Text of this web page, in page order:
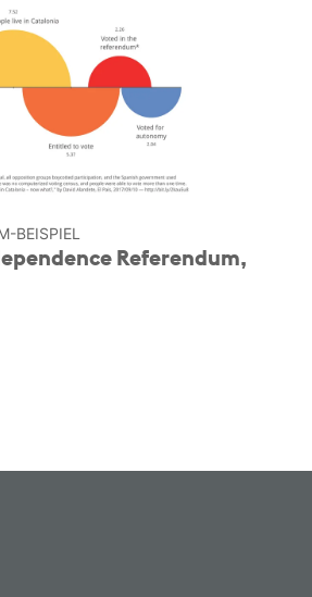
BEISPIEL
Referendum,